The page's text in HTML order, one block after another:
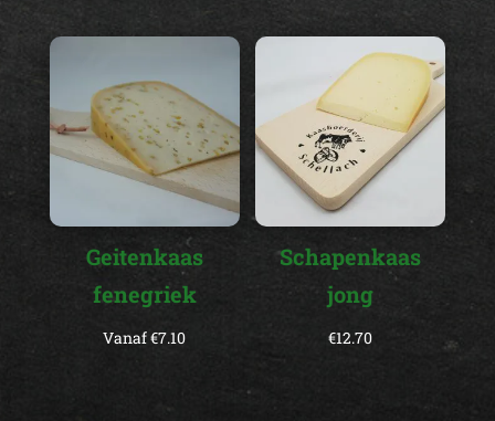
Geitenkaas
fenegriek
Vanaf€7.10
Schapenkaas
jong
€12.70